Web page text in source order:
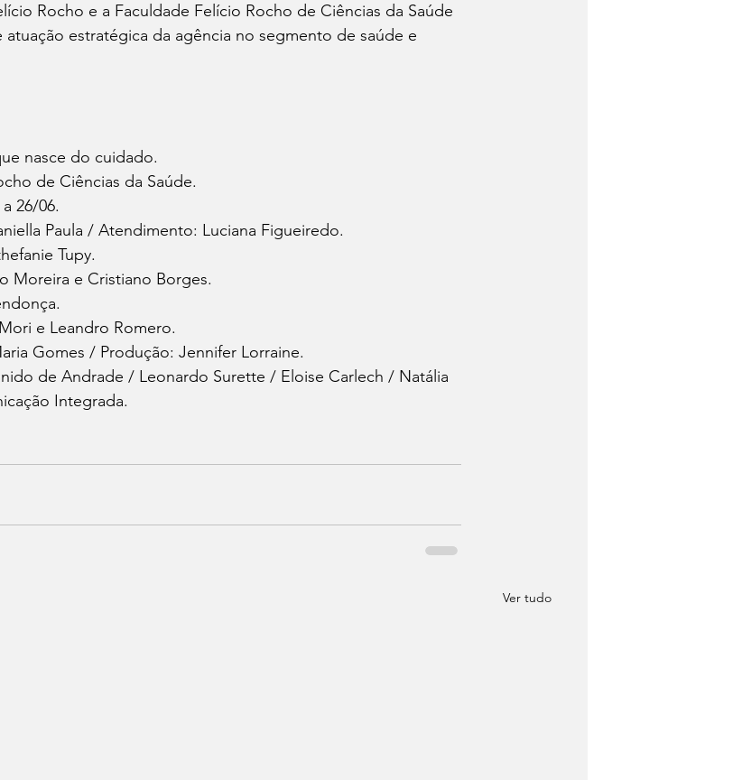
Rocho e a Faculdade Felício Rocho de Ciências da Saúde
estratégica da agência no segmento de saúde e
nasce do cuidado.
de Ciências da Saúde.
26/06.
Paula / Atendimento: Luciana Figueiredo.
Tupy.
Moreira e Cristiano Borges.
e Leandro Romero.
Gomes / Produção: Jennifer Lorraine.
de Andrade / Leonardo Surette / Eloise Carlech / Natália
Integrada.
Ver tudo